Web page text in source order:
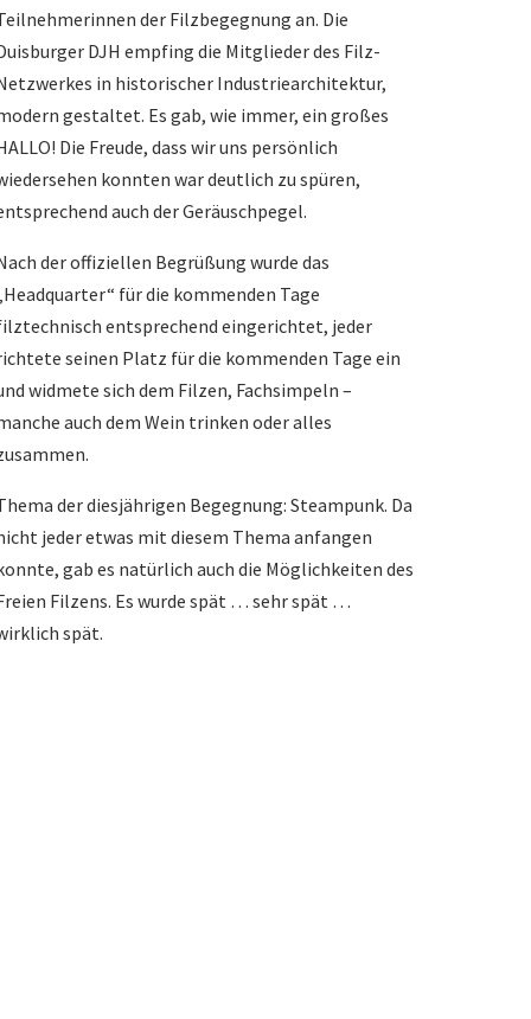
der Filzbegegnung an. Die
DJH empfing die Mitglieder des Filz-
in historischer Industriearchitektur,
gestaltet. Es gab, wie immer, ein großes
Die Freude, dass wir uns persönlich
konnten war deutlich zu spüren,
auch der Geräuschpegel.
der offiziellen Begrüßung wurde das
für die kommenden Tage
entsprechend eingerichtet, jeder
seinen Platz für die kommenden Tage ein
widmete sich dem Filzen, Fachsimpeln –
auch dem Wein trinken oder alles
der diesjährigen Begegnung: Steampunk. Da
jeder etwas mit diesem Thema anfangen
gab es natürlich auch die Möglichkeiten des
Filzens. Es wurde spät … sehr spät …
spät.